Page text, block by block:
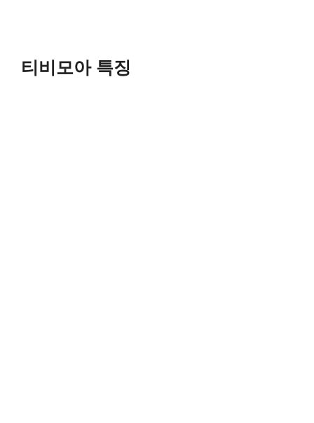
티비모아 특징